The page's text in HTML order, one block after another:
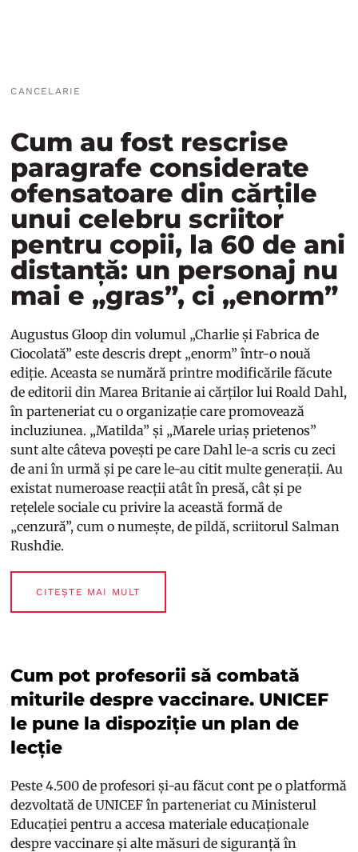
CANCELARIE
Cum au fost rescrise
paragrafe considerate
ofensatoare din cărțile
unui celebru scriitor
pentru copii, la 60 de ani
distanță: un personaj nu
mai e „gras”, ci „enorm”
Augustus Gloop din volumul „Charlie și Fabrica de
Ciocolată” este descris drept „enorm” într-o nouă
ediție. Aceasta se numără printre modificările făcute
de editorii din Marea Britanie ai cărților lui Roald Dahl,
în parteneriat cu o organizație care promovează
incluziunea. „Matilda” și „Marele uriaș prietenos”
sunt alte câteva povești pe care Dahl le-a scris cu zeci
de ani în urmă și pe care le-au citit multe generații. Au
existat numeroase reacții atât în presă, cât și pe
rețelele sociale cu privire la această formă de
„cenzură”, cum o numește, de pildă, scriitorul Salman
Rushdie.
CITEȘTE MAI MULT
Cum pot profesorii să combată
miturile despre vaccinare. UNICEF
le pune la dispoziție un plan de
lecție
Peste 4.500 de profesori și-au făcut cont pe o platformă
dezvoltată de UNICEF în parteneriat cu Ministerul
Educației pentru a accesa materiale educaționale
despre vaccinare și alte măsuri de siguranță în